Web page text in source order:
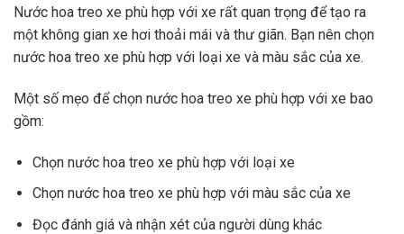
Nước hoa treo xe phù hợp với xe rất quan trọng để tạo ra
một không gian xe hơi thoải mái và thư giãn. Bạn nên chọn
nước hoa treo xe phù hợp với loại xe và màu sắc của xe.
Một số mẹo để chọn nước hoa treo xe phù hợp với xe bao
gồm:
Chọn nước hoa treo xe phù hợp với loại xe
Chọn nước hoa treo xe phù hợp với màu sắc của xe
Đọc đánh giá và nhận xét của người dùng khác